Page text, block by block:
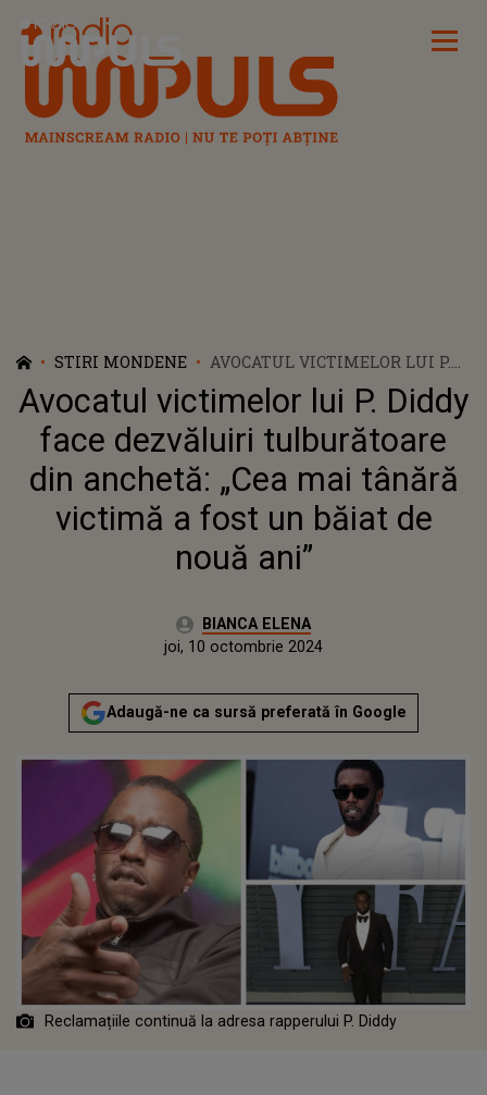
Radio Impuls
STIRI MONDENE
AVOCATUL VICTIMELOR LUI P.
DIDDY FACE DEZVĂLUIRI
TULBURĂTOARE DIN ANCHETĂ:
„CEA MAI TÂNĂRĂ VICTIMĂ A
FOST UN BĂIAT DE NOUĂ ANI”
Avocatul victimelor lui P. Diddy
face dezvăluiri tulburătoare
din anchetă: „Cea mai tânără
victimă a fost un băiat de
nouă ani”
Autor:BIANCA ELENA
Publicat:
joi, 10 octombrie 2024
Adaugă-ne ca sursă preferată în Google
Reclamațiile continuă la adresa rapperului P. Diddy